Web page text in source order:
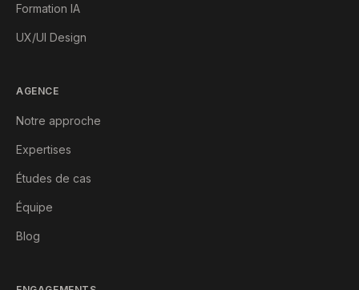
Formation IA
UX/UI Design
AGENCE
Notre approche
Expertises
Études de cas
Équipe
Blog